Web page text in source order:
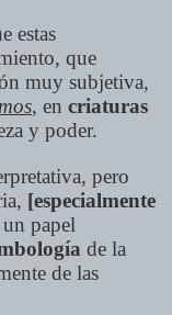
estas
que
muy subjetiva,
, en criaturas
y poder.
pero
[especialmente
papel
de la
de las